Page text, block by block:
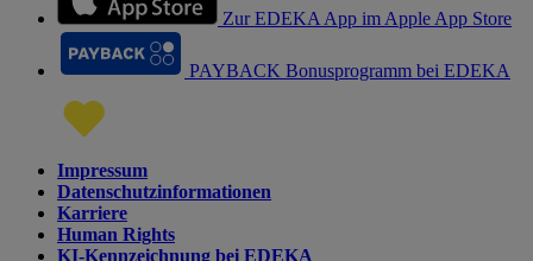
Zur EDEKA App im Apple App Store
PAYBACK Bonusprogramm bei EDEKA
Impressum
Datenschutzinformationen
Karriere
Human Rights
KI-Kennzeichnung bei EDEKA